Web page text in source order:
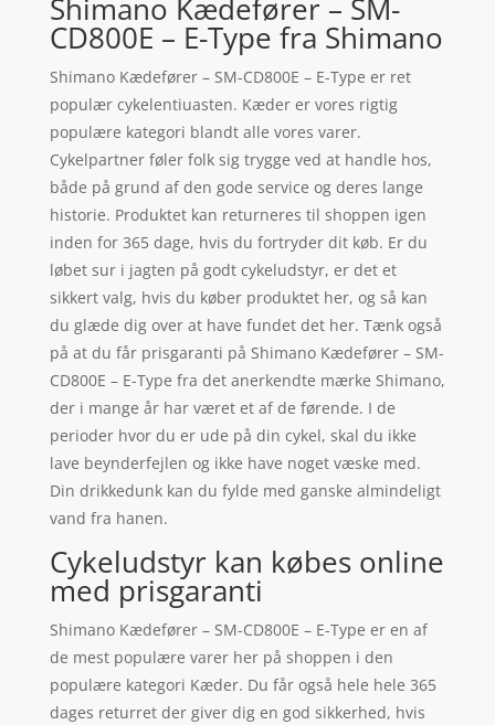
Shimano Kædefører – SM-
CD800E – E-Type fra Shimano
Shimano Kædefører – SM-CD800E – E-Type er ret
populær cykelentiuasten. Kæder er vores rigtig
populære kategori blandt alle vores varer.
Cykelpartner føler folk sig trygge ved at handle hos,
både på grund af den gode service og deres lange
historie. Produktet kan returneres til shoppen igen
inden for 365 dage, hvis du fortryder dit køb. Er du
løbet sur i jagten på godt cykeludstyr, er det et
sikkert valg, hvis du køber produktet her, og så kan
du glæde dig over at have fundet det her. Tænk også
på at du får prisgaranti på Shimano Kædefører – SM-
CD800E – E-Type fra det anerkendte mærke Shimano,
der i mange år har været et af de førende. I de
perioder hvor du er ude på din cykel, skal du ikke
lave beynderfejlen og ikke have noget væske med.
Din drikkedunk kan du fylde med ganske almindeligt
vand fra hanen.
Cykeludstyr kan købes online
med prisgaranti
Shimano Kædefører – SM-CD800E – E-Type er en af
de mest populære varer her på shoppen i den
populære kategori Kæder. Du får også hele hele 365
dages returret der giver dig en god sikkerhed, hvis